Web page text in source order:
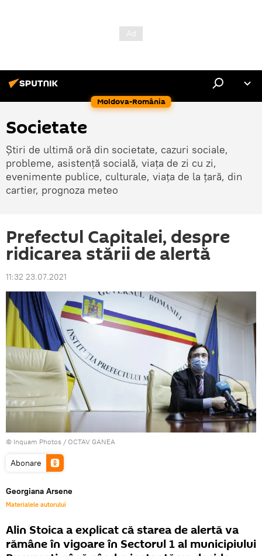
Moldova-România
Societate
Știri de ultimă oră din societate, cazuri sociale,
probleme, asistență socială, viața de zi cu zi,
evenimente publice, culturale, viața de la țară, din
cartier, prognoza meteo
Prefectul Capitalei, despre
ridicarea stării de alertă
11:32 23.07.2021
© Inquam Photos / OCTAV GANEA
Abonare
Georgiana Arsene
Materialele autorului
Alin Stoica a explicat că starea de alertă va
rămâne în vigoare în Sectorul 1 al municipiului